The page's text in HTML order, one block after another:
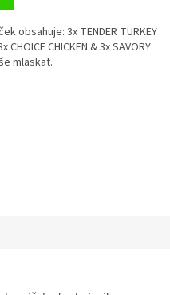
obsahuje: 3x TENDER TURKEY
CHOICE CHICKEN & 3x SAVORY
mlaskat.